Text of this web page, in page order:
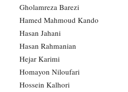
Gholamreza Barezi
Hamed Mahmoud Kando
Hasan Jahani
Hasan Rahmanian
Hejar Karimi
Homayon Niloufari
Hossein Kalhori